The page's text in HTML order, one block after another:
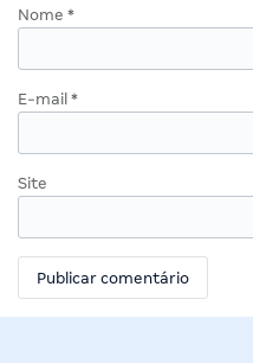
Nome *
E-mail *
Site